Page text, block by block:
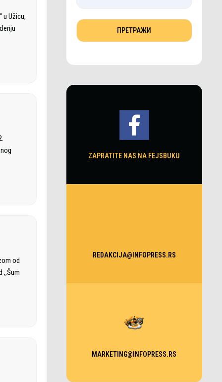
u Užicu,
od
,,Šum
ZAPRATITE NAS NA FEJSBUKU
REDAKCIJA@INFOPRESS.RS
MARKETING@INFOPRESS.RS